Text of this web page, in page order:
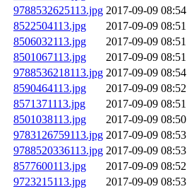
9788532625113.jpg 2017-09-09 08:54
8522504113.jpg
2017-09-09 08:51
8506032113.jpg
2017-09-09 08:51
8501067113.jpg
2017-09-09 08:51
9788536218113.jpg 2017-09-09 08:54
8590464113.jpg
2017-09-09 08:52
8571371113.jpg
2017-09-09 08:51
8501038113.jpg
2017-09-09 08:50
9783126759113.jpg 2017-09-09 08:53
9788520336113.jpg 2017-09-09 08:53
8577600113.jpg
2017-09-09 08:52
9723215113.jpg
2017-09-09 08:53